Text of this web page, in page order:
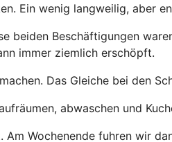
Ein wenig langweilig, aber
beiden Beschäftigungen
immer ziemlich erschöpft.
Das Gleiche bei den
abwaschen und
Wochenende fuhren wir